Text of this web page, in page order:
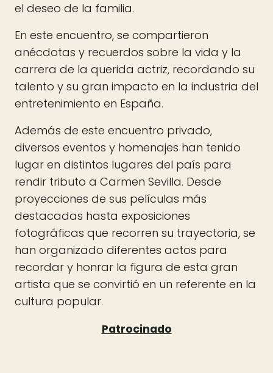
el deseo de la familia.
En este encuentro, se compartieron
anécdotas y recuerdos sobre la vida y la
carrera de la querida actriz, recordando su
talento y su gran impacto en la industria del
entretenimiento en España.
Además de este encuentro privado,
diversos eventos y homenajes han tenido
lugar en distintos lugares del país para
rendir tributo a Carmen Sevilla. Desde
proyecciones de sus películas más
destacadas hasta exposiciones
fotográficas que recorren su trayectoria, se
han organizado diferentes actos para
recordar y honrar la figura de esta gran
artista que se convirtió en un referente en la
cultura popular.